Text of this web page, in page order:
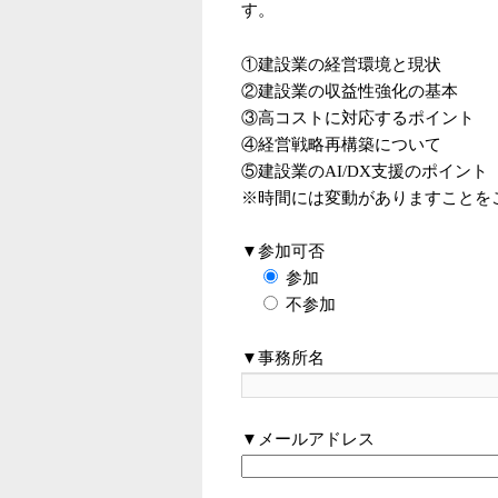
す。
①建設業の経営環境と現状
②建設業の収益性強化の基本
③高コストに対応するポイント
④経営戦略再構築について
⑤建設業のAI/DX支援のポイント
※時間には変動がありますこと
▼参加可否
参加
不参加
▼事務所名
▼メールアドレス